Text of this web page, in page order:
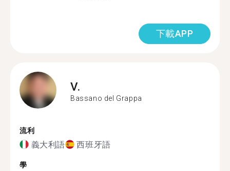
下載APP
V.
Bassano del Grappa
流利
義大利語 西班牙語
學